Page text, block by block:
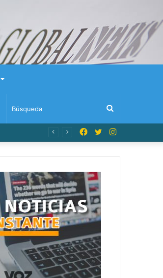
Búsqueda
Instagram
Twitter
Facebook